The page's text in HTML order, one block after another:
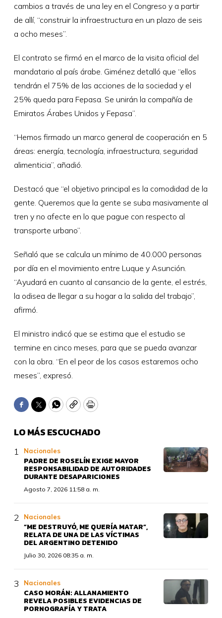
cambios a través de una ley en el Congreso y a partir
de allí, “construir la infraestructura en un plazo de seis
a ocho meses”.
El contrato se firmó en el marco de la visita oficial del
mandatario al país árabe. Giménez detalló que “ellos
tendrán el 75% de las acciones de la sociedad y el
25% queda para Fepasa. Se unirán la compañía de
Emiratos Árabes Unidos y Fepasa”.
“Hemos firmado un marco general de cooperación en 5
áreas: energía, tecnología, infraestructura, seguridad
alimenticia”, añadió.
Destacó que “el objetivo principal es la comodidad de la
gente. Queremos que la gente se suba masivamente al
tren y no afecte en lo que pague con respecto al
transporte urbano”.
Señaló que se calcula un mínimo de 40.000 personas
por día en el movimiento entre Luque y Asunción.
“Ayudará en cuanto al cansancio de la gente, el estrés,
la odisea de llegar a su hogar a la salida del trabajo”,
afirmó.
El ministro indicó que se estima que el estudio se
termine en cinco meses, para que se pueda avanzar
con la obra. “En el peor de los casos estaremos ocho
meses”, expresó.
Facebook
TwitterWhatsApp
CopyPrint
LO MÁS ESCUCHADO
Nacionales
PADRE DE ROSELÍN EXIGE MAYOR
RESPONSABILIDAD DE AUTORIDADES
DURANTE DESAPARICIONES
Agosto 7, 2026 11:58 a. m.
Nacionales
“ME DESTRUYÓ, ME QUERÍA MATAR”,
RELATA DE UNA DE LAS VÍCTIMAS
DEL ARGENTINO DETENIDO
Julio 30, 2026 08:35 a. m.
Nacionales
CASO MORÁN: ALLANAMIENTO
REVELA POSIBLES EVIDENCIAS DE
PORNOGRAFÍA Y TRATA